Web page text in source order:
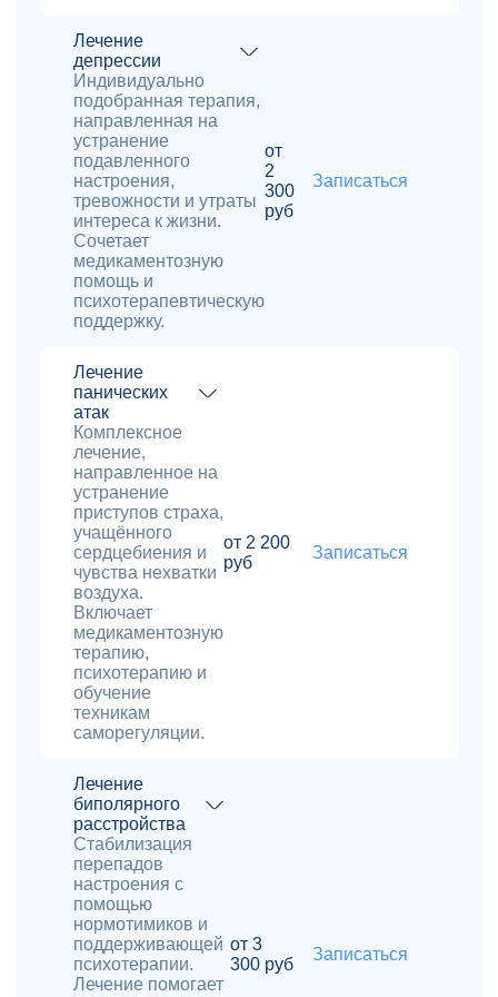
Лечение
депрессии
Индивидуально
подобранная терапия,
направленная на
устранение
подавленного
настроения,
тревожности и утраты
интереса к жизни.
Сочетает
медикаментозную
помощь и
психотерапевтическую
поддержку.
от
2
300
руб
Записаться
Лечение
панических
атак
Комплексное
лечение,
направленное на
устранение
приступов страха,
учащённого
сердцебиения и
чувства нехватки
воздуха.
Включает
медикаментозную
терапию,
психотерапию и
обучение
техникам
саморегуляции.
от 2 200
руб
Записаться
Лечение
биполярного
расстройства
Стабилизация
перепадов
настроения с
помощью
нормотимиков и
поддерживающей
психотерапии.
Лечение помогает
от 3
300 руб
Записаться